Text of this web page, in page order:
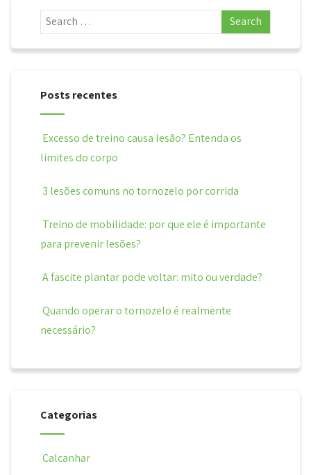
posts
Posts recentes
Excesso de treino causa lesão? Entenda os
limites do corpo
3 lesões comuns no tornozelo por corrida
Treino de mobilidade: por que ele é importante
para prevenir lesões?
A fascite plantar pode voltar: mito ou verdade?
Quando operar o tornozelo é realmente
necessário?
Categorias
Calcanhar